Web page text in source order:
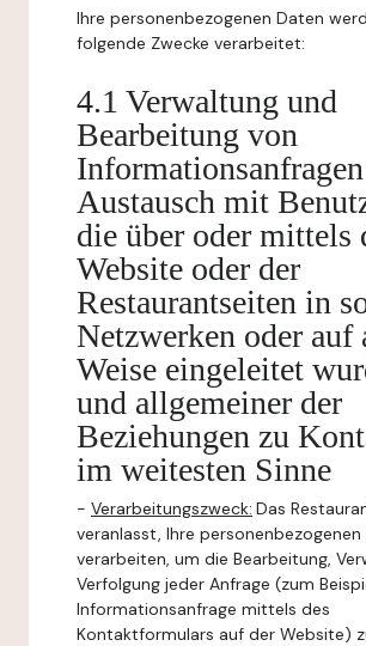
Ihre personenbezogenen Daten
folgende Zwecke verarbeitet:
4.1 Verwaltung und
Bearbeitung von
Austausch mit
die über oder mittels
Website oder der
Restaurantseiten in
Netzwerken oder auf
Weise eingeleitet
und allgemeiner der
Beziehungen zu
im weitesten Sinne
- Verarbeitungszweck: Das
veranlasst, Ihre personenbezogenen
verarbeiten, um die Bearbeitung,
Verfolgung jeder Anfrage (zum
Informationsanfrage mittels des
Kontaktformulars auf der Website)